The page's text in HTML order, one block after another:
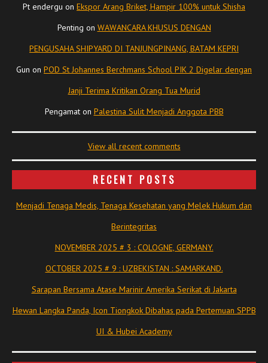
Pt endergu on Ekspor Arang Briket, Hampir 100% untuk Shisha
Penting on WAWANCARA KHUSUS DENGAN
PENGUSAHA SHIPYARD DI TANJUNGPINANG, BATAM KEPRI
Gun on POD St Johannes Berchmans School PIK 2 Digelar dengan
Janji Terima Kritikan Orang Tua Murid
Pengamaton Palestina Sulit Menjadi Anggota PBB
View all recent comments
RECENT POSTS
Menjadi Tenaga Medis, Tenaga Kesehatan yang Melek Hukum dan
Berintegritas
NOVEMBER 2025 # 3 : COLOGNE, GERMANY.
OCTOBER 2025 # 9 : UZBEKISTAN : SAMARKAND.
Sarapan Bersama Atase Marinir Amerika Serikat di Jakarta
Hewan Langka Panda, Icon Tiongkok Dibahas pada Pertemuan SPPB
UI & Hubei Academy